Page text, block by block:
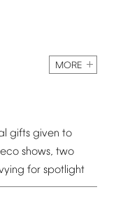
MORE
gifts given to
shows, two
for spotlight